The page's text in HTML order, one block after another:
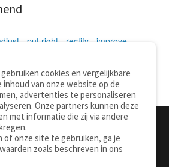
put right rectify improve
Over deze site
gebruiken cookies en vergelijkbare
van onze website op de
advertenties te personaliseren
Onze partners kunnen deze
met informatie die zij via andere
of onze site te gebruiken, ga je
zoals beschreven in ons